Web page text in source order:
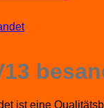
ist eine